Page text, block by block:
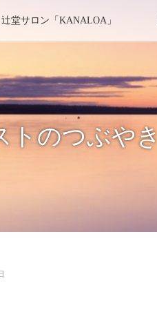
辻堂サロン「KANALOA」
トのつぶやき